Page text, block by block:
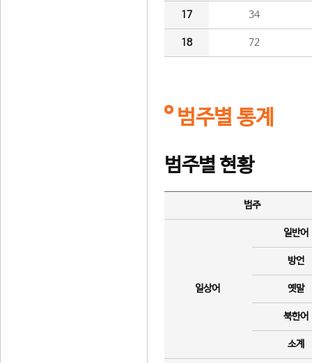
17 34
18 72
범주별 통계
범주별 현황
범주
일상어
일반어
방언
옛말
북한어
소계